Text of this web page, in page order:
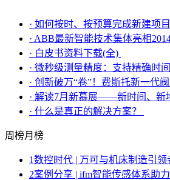
· 如何按时、按预算完成新建项目
· ABB最新智能技术集体亮相
· 白皮书资料下载(全)
· 微秒级测量精度：支持精确时
· 创新破万“卷”！费斯托新一代
· 解读7月新慕展——新时间、新
· 什么是真正的解决方案？
周榜月榜
1数控时代 | 万可与机床制造引领
2案例分享 | ifm智能传感体系助